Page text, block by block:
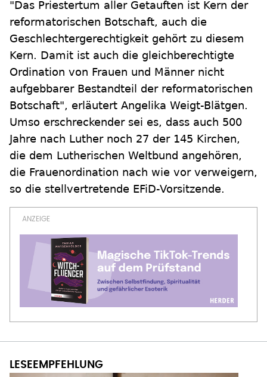
"Das Priestertum aller Getauften ist Kern der
reformatorischen Botschaft, auch die
Geschlechtergerechtigkeit gehört zu diesem
Kern. Damit ist auch die gleichberechtigte
Ordination von Frauen und Männer nicht
aufgebbarer Bestandteil der reformatorischen
Botschaft", erläutert Angelika Weigt-Blätgen.
Umso erschreckender sei es, dass auch 500
Jahre nach Luther noch 27 der 145 Kirchen,
die dem Lutherischen Weltbund angehören,
die Frauenordination nach wie vor verweigern,
so die stellvertretende EFiD-Vorsitzende.